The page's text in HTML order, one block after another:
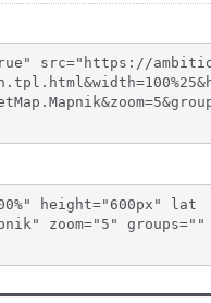
src="https://
height="600px" lat
zoom="5" groups=""